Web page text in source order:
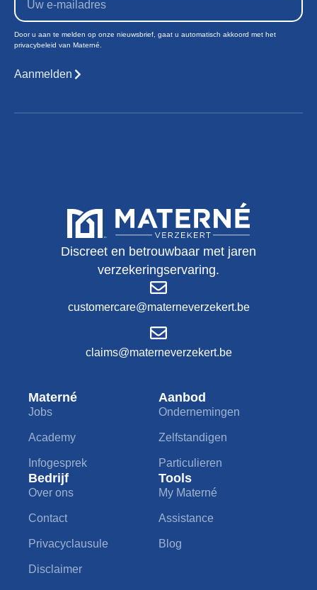
Door u aan te melden op onze nieuwsbrief, gaat u automatisch akkoord met het
privacybeleid van Materné.
Aanmelden
Discreet en betrouwbaar met jaren
verzekeringservaring.
customercare@materneverzekert.be
claims@materneverzekert.be
Materné
Jobs
Academy
Infogesprek
Aanbod
Ondernemingen
Zelfstandigen
Particulieren
Bedrijf
Over ons
Contact
Privacyclausule
Disclaimer
Tools
My Materné
Assistance
Blog